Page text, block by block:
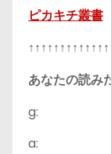
ピカキチ叢書
↑↑↑↑↑↑↑↑↑↑↑↑↑
あなたの読み
g:
a: